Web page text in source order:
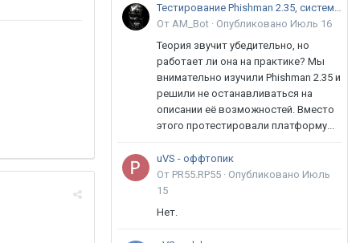
Тестирование Phishman 2.35, системы повышения осведомлённости пользователей в сфере ИБ
От AM_Bot · Опубликовано Июль 16
Теория звучит убедительно, но
работает ли она на практике? Мы
внимательно изучили Phishman 2.35 и
решили не останавливаться на
описании её возможностей. Вместо
этого протестировали платформу...
uVS - оффтопик
От PR55.RP55 · Опубликовано Июль
15
Нет.